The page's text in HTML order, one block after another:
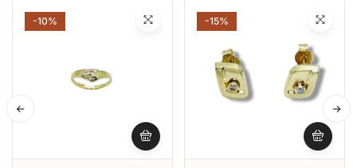
-10% -15%